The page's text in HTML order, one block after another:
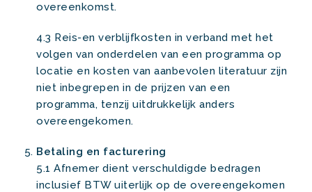
overeenkomst.
4.3 Reis-en verblijfkosten in verband met het
volgen van onderdelen van een programma op
locatie en kosten van aanbevolen literatuur zijn
niet inbegrepen in de prijzen van een
programma, tenzij uitdrukkelijk anders
overeengekomen.
Betaling en facturering
5.1 Afnemer dient verschuldigde bedragen
inclusief BTW uiterlijk op de overeengekomen